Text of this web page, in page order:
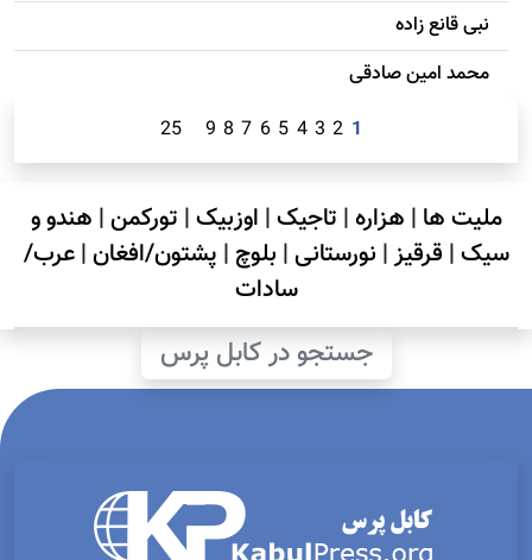
نبی قانع زاده
محمد امين صادقی
1
2
3
4
5
6
7
8
9
25
ملیت ها | هزاره| تاجیک| اوزبیک| تورکمن| هندو و
سیک| قرقیز| نورستانی| بلوچ | پشتون/افغان|عرب/
سادات
جستجو در کابل پرس